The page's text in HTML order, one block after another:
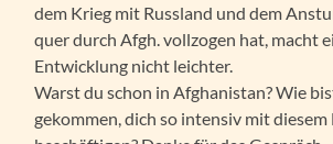
dem Krieg mit Russland und dem
quer durch Afgh. vollzogen hat, macht
Entwicklung nicht leichter.
Warst du schon in Afghanistan? Wie
gekommen, dich so intensiv mit diesem